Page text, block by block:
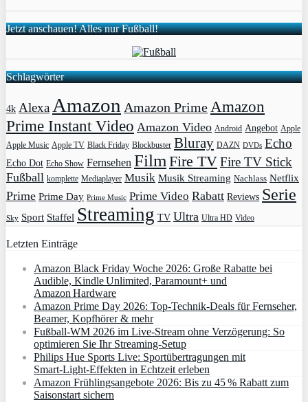
Jetzt anschauen! Alles nur Fußball!
Schlagwörter
4k AlexaAmazon Amazon PrimeAmazon
Prime Instant Video Amazon Video Android Angebot Apple
Apple Music Apple TV Black Friday Blockbuster Bluray DAZN DVDs Echo
Echo Dot Echo Show Fernsehen FilmFire TVFire TV Stick
Fußball komplette Mediaplayer Musik Musik Streaming Nachlass Netflix
Prime Prime Day Prime Music Prime Video Rabatt Reviews Serie
Sky Sport Staffel Streaming TV Ultra Ultra HD Video
Letzten Einträge
Amazon Black Friday Woche 2026: Große Rabatte bei
Audible, Kindle Unlimited, Paramount+ und
Amazon Hardware
Amazon Prime Day 2026: Top-Technik-Deals für Fernseher,
Beamer, Kopfhörer & mehr
Fußball-WM 2026 im Live-Stream ohne Verzögerung: So
optimieren Sie Ihr Streaming-Setup
Philips Hue Sports Live: Sportübertragungen mit
Smart‑Light‑Effekten in Echtzeit erleben
Amazon Frühlingsangebote 2026: Bis zu 45 % Rabatt zum
Saisonstart sichern